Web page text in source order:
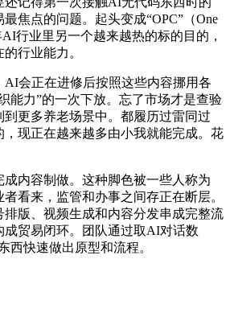
焦点的问题。起头变成“OPC”（One
AI行业里另一个越来越热的标的目的，
行业能力。
会正在进修后按照这些内容挪用各
能力”的一次下放。忘了市场才是查验
更多养老场景中。都履历过雷同过
现正在越来越多由小我就能完成。花
内容制做。这种脚色被一些人称为
看来，监管和办事之间存正在断层。
版、视频生成和内容分发串成完整流
成贸易闭环。团队通过取AI对话数
西快速做出原型和流程。